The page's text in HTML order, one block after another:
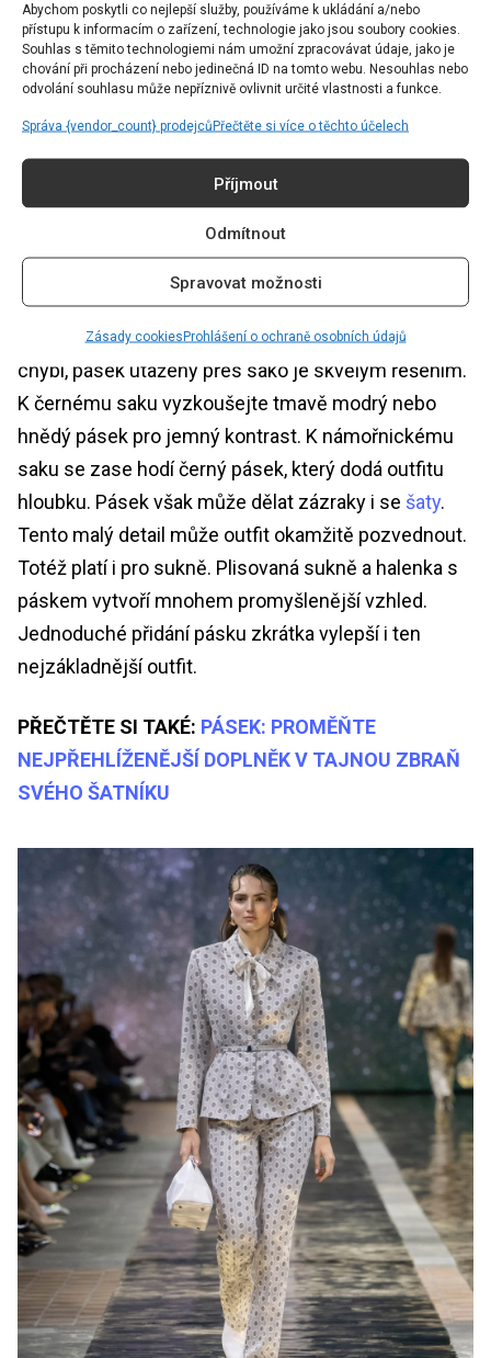
Abychom poskytli co nejlepší služby, používáme k ukládání a/nebo
přístupu k informacím o zařízení, technologie jako jsou soubory cookies.
Souhlas s těmito technologiemi nám umožní zpracovávat údaje, jako je
chování při procházení nebo jedinečná ID na tomto webu. Nesouhlas nebo
odvolání souhlasu může nepříznivě ovlivnit určité vlastnosti a funkce.
Správa {vendor_count} prodejcůPřečtěte si více o těchto účelech
Příjmout
Odmítnout
Spravovat možnosti
Zásady cookiesProhlášení o ochraně osobních údajů
Foto: AI Generátor / Model Gemini
Pásky s obrovským efektem
Možná si říkáte, že pásek je samozřejmost, ale
využíváte ho opravdu naplno? Pokud volíte
jednobarevný kostým a máte pocit, že mu něco
chybí, pásek utažený přes sako je skvělým řešením.
K černému saku vyzkoušejte tmavě modrý nebo
hnědý pásek pro jemný kontrast. K námořnickému
saku se zase hodí černý pásek, který dodá outfitu
hloubku. Pásek však může dělat zázraky i se šaty.
Tento malý detail může outfit okamžitě pozvednout.
Totéž platí i pro sukně. Plisovaná sukně a halenka s
páskem vytvoří mnohem promyšlenější vzhled.
Jednoduché přidání pásku zkrátka vylepší i ten
nejzákladnější outfit.
PŘEČTĚTE SI TAKÉ: PÁSEK: PROMĚŇTE
NEJPŘEHLÍŽENĚJŠÍ DOPLNĚK V TAJNOU ZBRAŇ
SVÉHO ŠATNÍKU